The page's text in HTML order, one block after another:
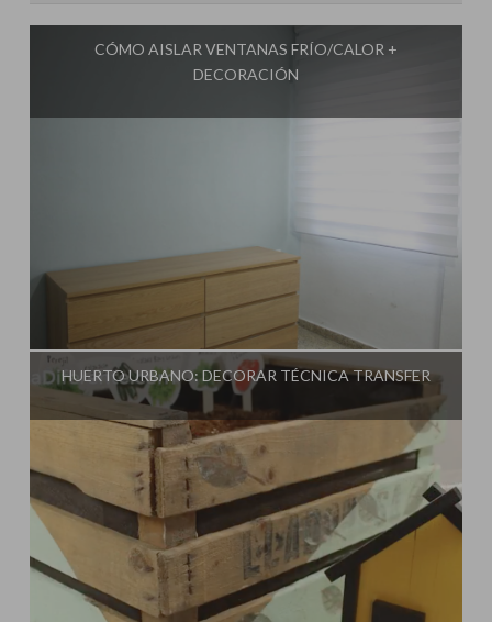
CÓMO AISLAR VENTANAS FRÍO/CALOR +
DECORACIÓN
Influencer: Una Casa Diferente
HUERTO URBANO: DECORAR TÉCNICA TRANSFER